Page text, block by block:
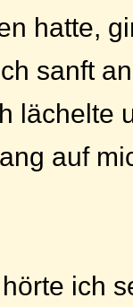
hatte,
sanft
lächelte
auf
ich